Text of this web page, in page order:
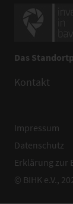
Das
Kontakt
Impressum
Datenschutz
Erklärung zur
© BIHK e.V.,